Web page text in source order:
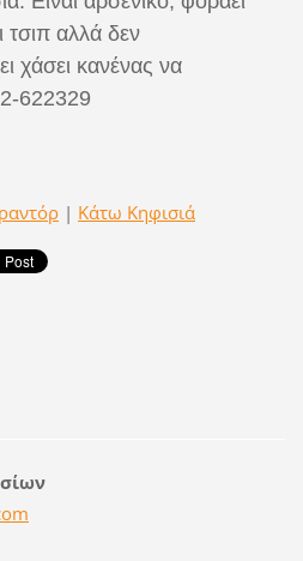
τσιπ αλλά δεν
χάσει κανένας να
622329
| Κάτω Κηφισιά